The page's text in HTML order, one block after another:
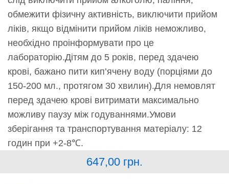
обмежити фізичну активність, виключити прийом
ліків, якщо відмінити прийом ліків неможливо,
необхідно проінформувати про це
лабораторію.Дітям до 5 років, перед здачею
крові, бажано пити кип’ячену воду (порціями до
150-200 мл., протягом 30 хвилин).Для немовлят
перед здачею крові витримати максимально
можливу паузу між годуваннями.Умови
зберігання та транспортування матеріалу: 12
годин при +2-8℃.
647,00 грн.